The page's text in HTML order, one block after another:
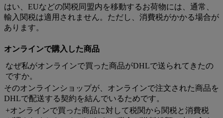
はい、EUなどの関税同盟内を移動するお荷物には、通常、
輸入関税は適用されません。ただし、消費税がかかる場合が
あります。
オンラインで購入した商品
なぜ私がオンラインで買った商品がDHLで送られてきたの
ですか。
そのオンラインショップが、オンラインで注文された商品を
DHLで配送する契約を結んでいるためです。
+オンラインで買った商品に対して税関から関税と消費税